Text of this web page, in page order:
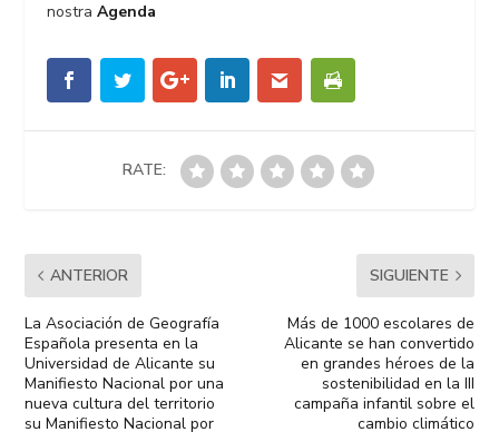
nostraAgenda
RATE:
ANTERIOR
La Asociación de Geografía
Española presenta en la
Universidad de Alicante su
Manifiesto Nacional por una
nueva cultura del territorio
su Manifiesto Nacional por
SIGUIENTE
Más de 1000 escolares de
Alicante se han convertido
en grandes héroes de la
sostenibilidad en la III
campaña infantil sobre el
cambio climático